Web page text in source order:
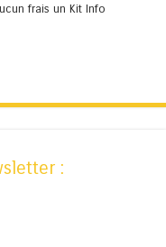
frais un Kit Info
: